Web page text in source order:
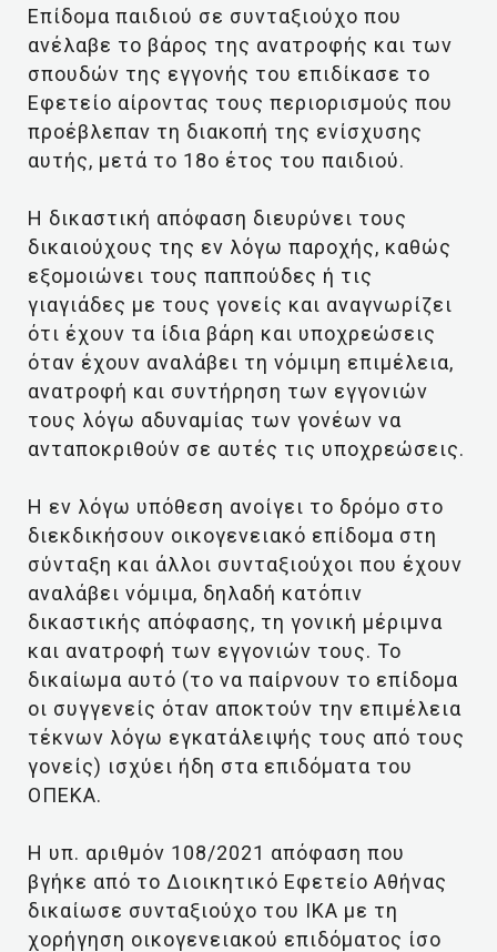
Επίδομα παιδιού σε συνταξιούχο που
ανέλαβε το βάρος της ανατροφής και των
σπουδών της εγγονής του επιδίκασε το
Εφετείο αίροντας τους περιορισμούς που
προέβλεπαν τη διακοπή της ενίσχυσης
αυτής, μετά το 18ο έτος του παιδιού.
Η δικαστική απόφαση διευρύνει τους
δικαιούχους της εν λόγω παροχής, καθώς
εξομοιώνει τους παππούδες ή τις
γιαγιάδες με τους γονείς και αναγνωρίζει
ότι έχουν τα ίδια βάρη και υποχρεώσεις
όταν έχουν αναλάβει τη νόμιμη επιμέλεια,
ανατροφή και συντήρηση των εγγονιών
τους λόγω αδυναμίας των γονέων να
ανταποκριθούν σε αυτές τις υποχρεώσεις.
Η εν λόγω υπόθεση ανοίγει το δρόμο στο
διεκδικήσουν οικογενειακό επίδομα στη
σύνταξη και άλλοι συνταξιούχοι που έχουν
αναλάβει νόμιμα, δηλαδή κατόπιν
δικαστικής απόφασης, τη γονική μέριμνα
και ανατροφή των εγγονιών τους. Το
δικαίωμα αυτό (το να παίρνουν το επίδομα
οι συγγενείς όταν αποκτούν την επιμέλεια
τέκνων λόγω εγκατάλειψής τους από τους
γονείς) ισχύει ήδη στα επιδόματα του
ΟΠΕΚΑ.
Η υπ. αριθμόν 108/2021 απόφαση που
βγήκε από το Διοικητικό Εφετείο Αθήνας
δικαίωσε συνταξιούχο του ΙΚΑ με τη
χορήγηση οικογενειακού επιδόματος ίσο